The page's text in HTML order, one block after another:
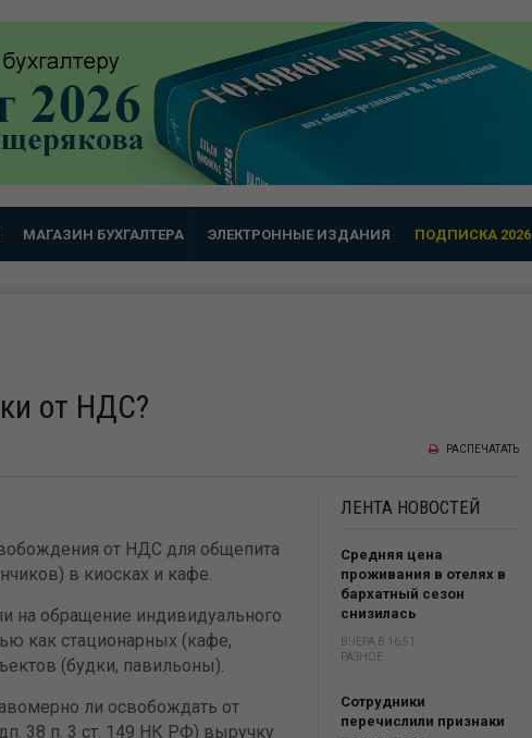
МАГАЗИН БУХГАЛТЕРА ЭЛЕКТРОННЫЕ ИЗДАНИЯ ПОДПИСКА 2026
от НДС?
РАСПЕЧАТАТЬ
от НДС для общепита
в киосках и кафе.
на обращение индивидуального
как стационарных (кафе,
(будки, павильоны).
ли освобождать от
38 п. 3 ст. 149 НК РФ) выручку
ЛЕНТА НОВОСТЕЙ
Средняя цена
проживания в отелях в
бархатный сезон
снизилась
ВЧЕРА В 16:51
РАЗНОЕ
Сотрудники
перечислили признаки